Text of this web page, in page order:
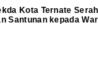
Kota Ternate
Santunan kepada